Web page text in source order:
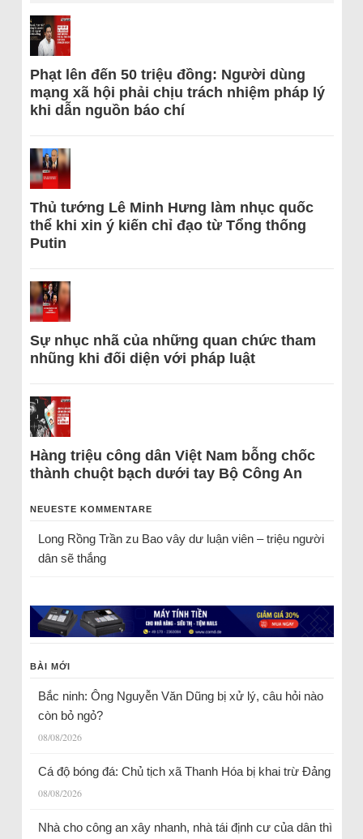
Phạt lên đến 50 triệu đồng: Người dùng
mạng xã hội phải chịu trách nhiệm pháp lý
khi dẫn nguồn báo chí
Thủ tướng Lê Minh Hưng làm nhục quốc
thể khi xin ý kiến chỉ đạo từ Tổng thống
Putin
Sự nhục nhã của những quan chức tham
nhũng khi đối diện với pháp luật
Hàng triệu công dân Việt Nam bỗng chốc
thành chuột bạch dưới tay Bộ Công An
NEUESTE KOMMENTARE
Long Rồng Trầnzu Bao vây dư luận viên – triệu người
dân sẽ thắng
BÀI MỚI
Bắc ninh: Ông Nguyễn Văn Dũng bị xử lý, câu hỏi nào
còn bỏ ngỏ?
08/08/2026
Cá độ bóng đá: Chủ tịch xã Thanh Hóa bị khai trừ Đảng
08/08/2026
Nhà cho công an xây nhanh, nhà tái định cư của dân thì